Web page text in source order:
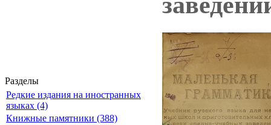
Разделы
Редкие издания на иностранных
языках (4)
Книжные памятники (388)